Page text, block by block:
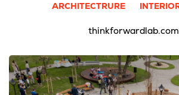
ARCHITECTRURE
thinkforwardlab.com